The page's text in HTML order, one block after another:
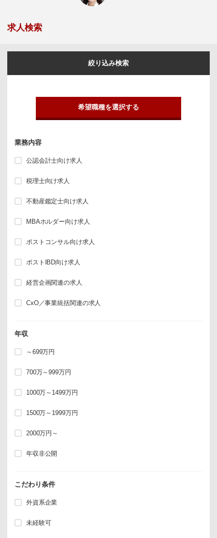
求人検索
絞り込み検索
希望職種を選択する
業務内容
公認会計士向け求人
税理士向け求人
不動産鑑定士向け求人
MBAホルダー向け求人
ポストコンサル向け求人
ポストIBD向け求人
経営企画関連の求人
CxO／事業統括関連の求人
年収
～699万円
700万～999万円
1000万～1499万円
1500万～1999万円
2000万円～
年収非公開
こだわり条件
外資系企業
未経験可